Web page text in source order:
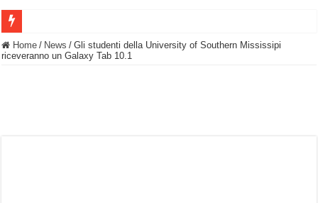
BASTA FATICARE! Questo robot tagliaerba lo appoggi e fa tutto lui! (Senza
Home / News / Gli studenti della University of Southern Mississipi
riceveranno un Galaxy Tab 10.1